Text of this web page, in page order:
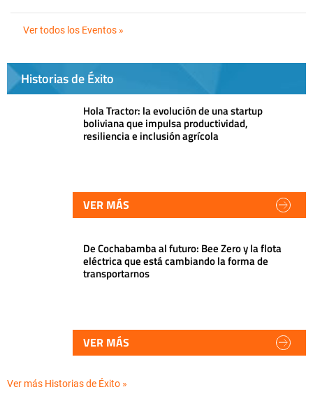
Ver todos los Eventos »
Historias de Éxito
Hola Tractor: la evolución de una startup
boliviana que impulsa productividad,
resiliencia e inclusión agrícola
VER MÁS
De Cochabamba al futuro: Bee Zero y la flota
eléctrica que está cambiando la forma de
transportarnos
VER MÁS
Ver más Historias de Éxito »